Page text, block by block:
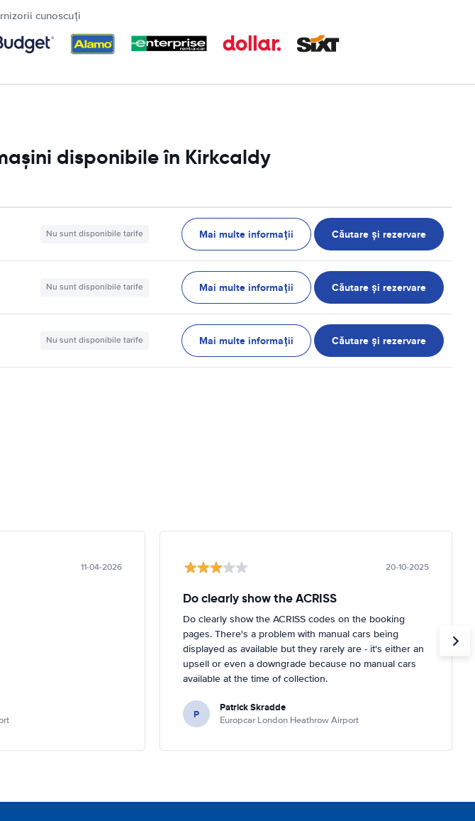
cunoscuți
disponibile în Kirkcaldy
Nu sunt disponibile tarife Mai multe informații Căutare și rezervare
Nu sunt disponibile tarife Mai multe informații Căutare și rezervare
Nu sunt disponibile tarife Mai multe informații Căutare și rezervare
11-04-2026 20-10-2025
Do clearly show the ACRISS
Do clearly show the ACRISS codes on the booking
pages. There's a problem with manual cars being
displayed as available but they rarely are - it's either an
upsell or even a downgrade because no manual cars
available at the time of collection.
P Patrick Skradde
Europcar London Heathrow Airport